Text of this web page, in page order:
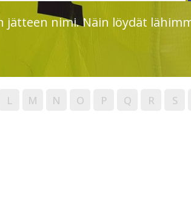
jätteen nimi. Näin löydät
L M N O P Q R S